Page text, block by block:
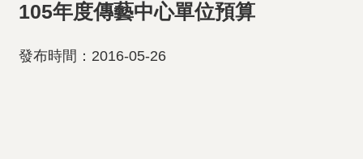
105年度傳藝中心單位預算
發布時間：2016-05-26